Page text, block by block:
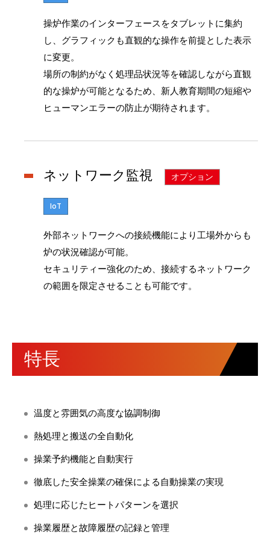
操炉作業のインターフェースをタブレットに集約
し、グラフィックも直観的な操作を前提とした表示
に変更。
場所の制約がなく処理品状況等を確認しながら直観
的な操炉が可能となるため、新人教育期間の短縮や
ヒューマンエラーの防止が期待されます。
ネットワーク監視 オプション
IoT
外部ネットワークへの接続機能により工場外からも
炉の状況確認が可能。
セキュリティー強化のため、接続するネットワーク
の範囲を限定させることも可能です。
特長
温度と雰囲気の高度な協調制御
熱処理と搬送の全自動化
操業予約機能と自動実行
徹底した安全操業の確保による自動操業の実現
処理に応じたヒートパターンを選択
操業履歴と故障履歴の記録と管理